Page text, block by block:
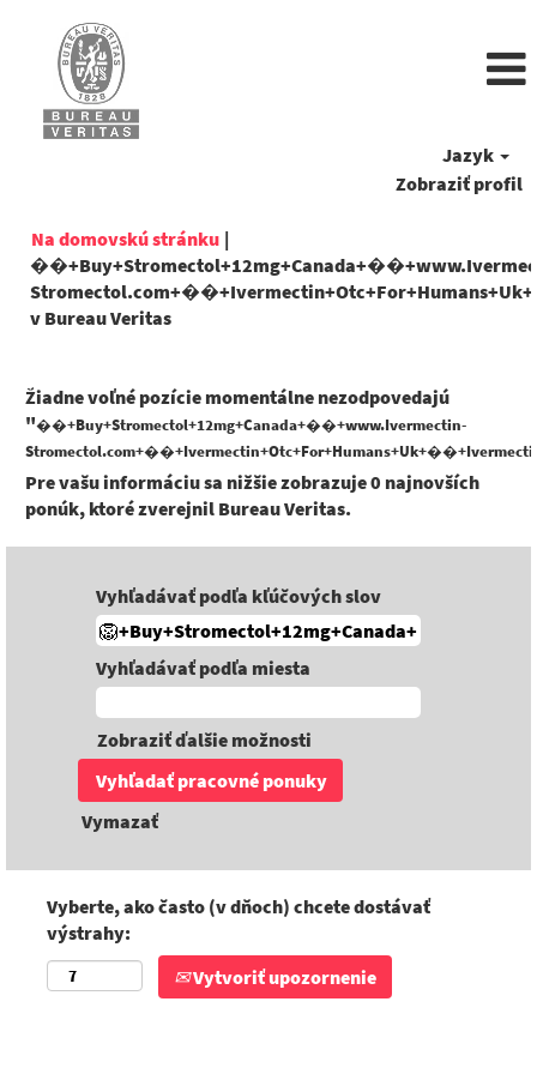
Jazyk
Zobraziť profil
Na domovskú stránku |
v Bureau Veritas(aktuálna
Žiadne voľné pozície momentálne nezodpovedajú
"��+Buy+Stromectol+12mg+Canada+��+www.Ivermectin-
Pre vašu informáciu sa nižšie zobrazuje 0 najnovších
ponúk, ktoré zverejnil Bureau Veritas.
Vyhľadávať podľa kľúčových slov
Vyhľadávať podľa miesta
Zobraziť ďalšie možnosti
Vymazať
Vyberte, ako často (v dňoch) chcete dostávať
výstrahy:
Vytvoriť upozornenie